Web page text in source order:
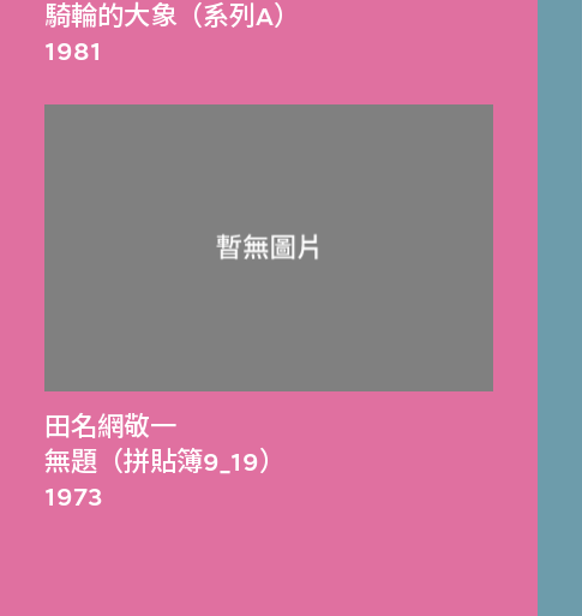
騎輪的大象（系列A）
1981
田名網敬一
無題（拼貼簿9_19）
1973